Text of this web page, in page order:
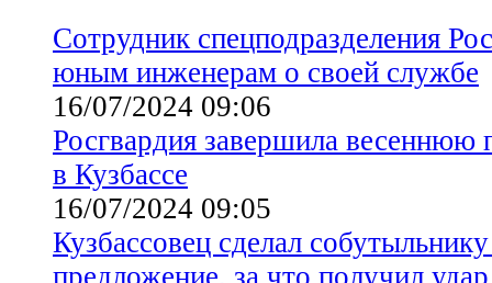
Сотрудник спецподразделения
юным инженерам о своей службе
16/07/2024 09:06
Росгвардия завершила
в Кузбассе
16/07/2024 09:05
Кузбассовец сделал
предложение, за что получил